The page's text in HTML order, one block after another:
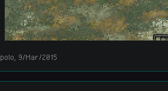
polo 9/Mar/2015